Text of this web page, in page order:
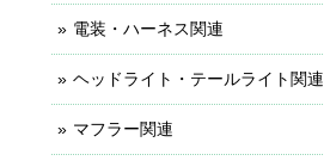
電装・ハーネス関連
ヘッドライト・テールライト関連
マフラー関連